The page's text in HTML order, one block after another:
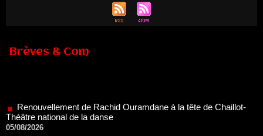
Brèves & Com
05/08/2026
Nomination de Jérôme Montchal à la direction du Phénix,
Scène nationale de Valenciennes Métropole